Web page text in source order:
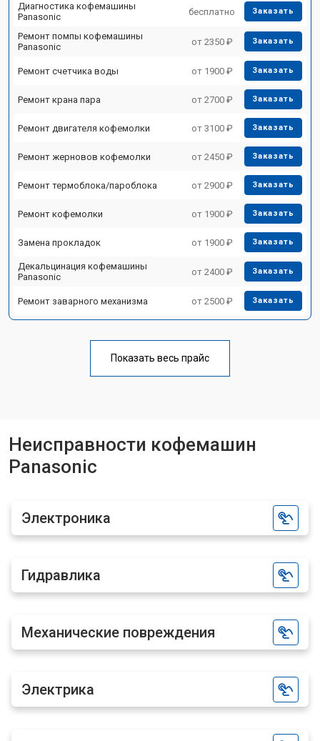
Диагностика кофемашины
Panasonic
бесплатно Заказать
Ремонт помпы кофемашины
Panasonic
от 2350 ₽ Заказать
Ремонт счетчика воды от 1900 ₽ Заказать
Ремонт крана пара от 2700 ₽ Заказать
Ремонт двигателя кофемолки от 3100 ₽ Заказать
Ремонт жерновов кофемолки от 2450 ₽ Заказать
Ремонт термоблока/пароблока от 2900 ₽ Заказать
Ремонт кофемолки от 1900 ₽ Заказать
Замена прокладок от 1900 ₽ Заказать
Декальцинация кофемашины
Panasonic
от 2400 ₽ Заказать
Ремонт заварного механизма от 2500 ₽ Заказать
Показать весь прайс
Неисправности кофемашин
Panasonic
Электроника
Гидравлика
Механические повреждения
Электрика